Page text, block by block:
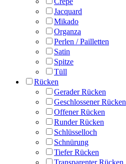
Jacquard
Mikado
Organza
Perlen / Pailletten
Satin
Spitze
Tüll
Rücken
Gerader Rücken
Geschlossener Rücken
Offener Rücken
Runder Rücken
Schlüsselloch
Schnürung
Tiefer Rücken
Transparenter Rücken